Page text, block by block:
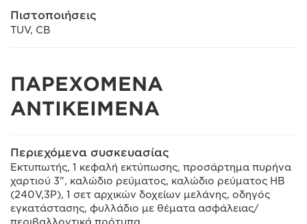
Πιστοποιήσεις
TUV, CB
ΠΑΡΕΧΟΜΕΝΑ
ΑΝΤΙΚΕΙΜΕΝΑ
Περιεχόμενα συσκευασίας
Εκτυπωτής, 1 κεφαλή εκτύπωσης, προσάρτημα πυρήνα
χαρτιού 3", καλώδιο ρεύματος, καλώδιο ρεύματος ΗΒ
(240V,3P), 1 σετ αρχικών δοχείων μελάνης, οδηγός
εγκατάστασης, φυλλάδιο με θέματα ασφάλειας/